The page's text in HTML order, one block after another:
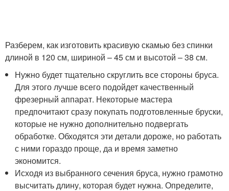
Разберем, как изготовить красивую скамью без спинки
длиной в 120 см, шириной – 45 см и высотой – 38 см.
Нужно будет тщательно скруглить все стороны бруса.
Для этого лучше всего подойдет качественный
фрезерный аппарат. Некоторые мастера
предпочитают сразу покупать подготовленные бруски,
которые не нужно дополнительно подвергать
обработке. Обходятся эти детали дороже, но работать
с ними гораздо проще, да и время заметно
экономится.
Исходя из выбранного сечения бруса, нужно грамотно
высчитать длину, которая будет нужна. Определите,